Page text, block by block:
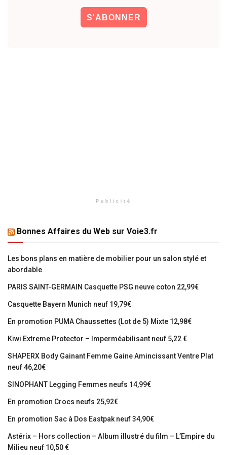
Publicité
Bonnes Affaires du Web sur Voie3.fr
Les bons plans en matière de mobilier pour un salon stylé et
abordable
PARIS SAINT-GERMAIN Casquette PSG neuve coton 22,99€
Casquette Bayern Munich neuf 19,79€
En promotion PUMA Chaussettes (Lot de 5) Mixte 12,98€
Kiwi Extreme Protector – Imperméabilisant neuf 5,22 €
SHAPERX Body Gainant Femme Gaine Amincissant Ventre Plat
neuf 46,20€
SINOPHANT Legging Femmes neufs 14,99€
En promotion Crocs neufs 25,92€
En promotion Sac à Dos Eastpak neuf 34,90€
Astérix – Hors collection – Album illustré du film – L’Empire du
Milieu neuf 10,50 €